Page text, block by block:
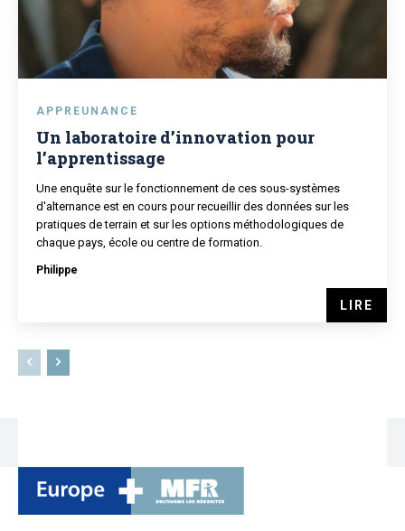
APPREUNANCE
Un laboratoire d’innovation pour
l’apprentissage
Une enquête sur le fonctionnement de ces sous-systèmes
d'alternance est en cours pour recueillir des données sur les
pratiques de terrain et sur les options méthodologiques de
chaque pays, école ou centre de formation.
Philippe
LIRE